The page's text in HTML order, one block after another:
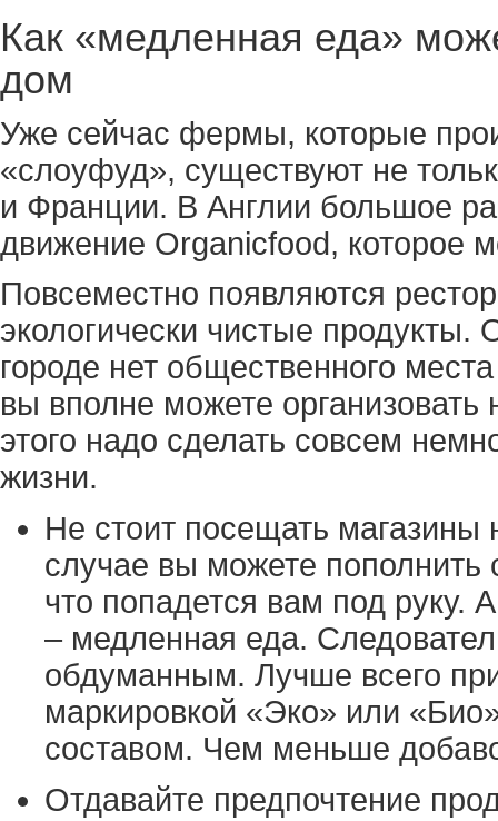
Как «медленная еда»
дом
Уже сейчас фермы, которые
«слоуфуд», существуют не
и Франции. В Англии большое
движение Organicfood, которое
Повсеместно появляются
экологически чистые
городе нет общественного
вы вполне можете
этого надо сделать совсем
жизни.
Не стоит посещать
случае вы можете пополнить
что попадется вам под руку.
– медленная еда.
обдуманным. Лучше всего
маркировкой «Эко» или
составом. Чем меньше
Отдавайте предпочтение